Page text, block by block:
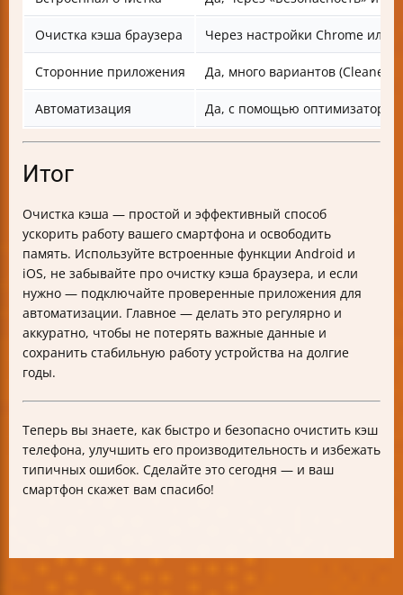
Очистка кэша браузера Через настройки Chrome или
Сторонние приложения Да, много вариантов (Cleaner,
Автоматизация Да, с помощью оптимизаторов
Итог
Очистка кэша — простой и эффективный способ
ускорить работу вашего смартфона и освободить
память. Используйте встроенные функции Android и
iOS, не забывайте про очистку кэша браузера, и если
нужно — подключайте проверенные приложения для
автоматизации. Главное — делать это регулярно и
аккуратно, чтобы не потерять важные данные и
сохранить стабильную работу устройства на долгие
годы.
Теперь вы знаете, как быстро и безопасно очистить кэш
телефона, улучшить его производительность и избежать
типичных ошибок. Сделайте это сегодня — и ваш
смартфон скажет вам спасибо!